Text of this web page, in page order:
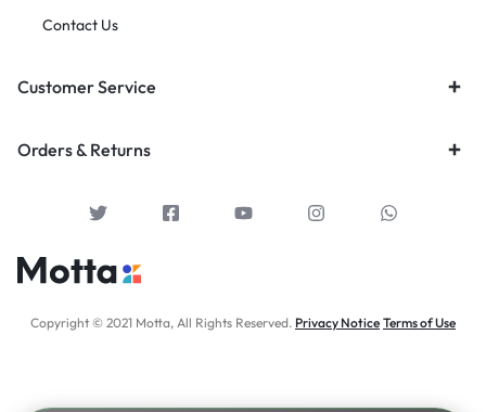
Contact Us
Customer Service
Orders & Returns
Copyright © 2021 Motta, All Rights Reserved. Privacy Notice Terms of Use